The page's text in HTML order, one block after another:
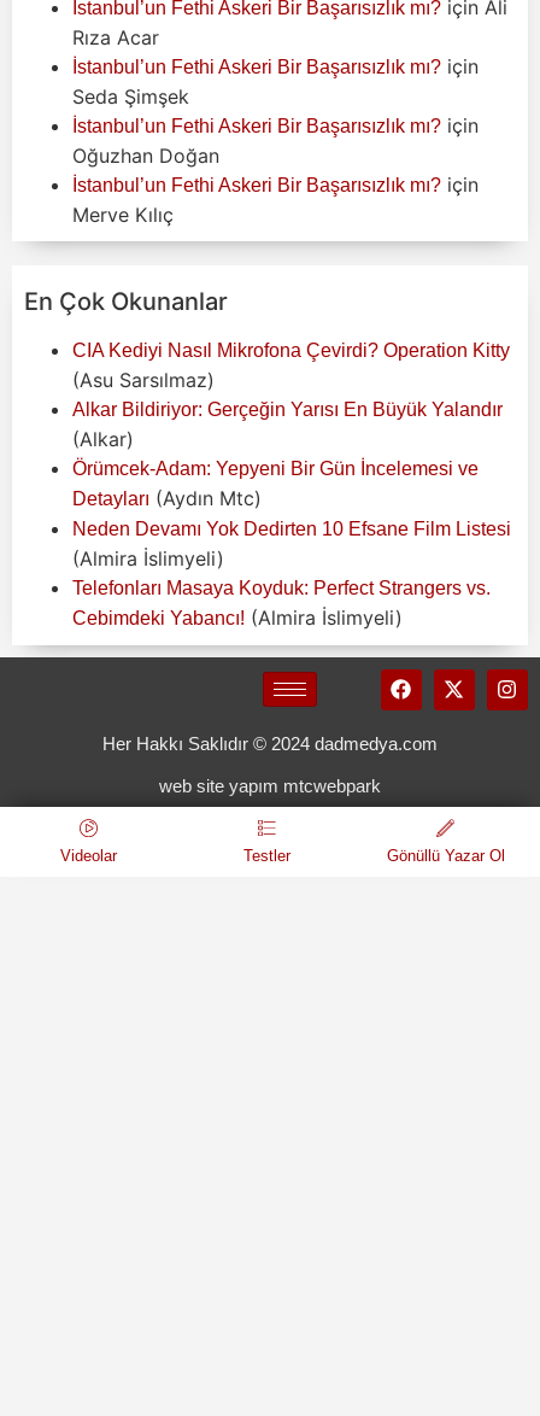
İstanbul’un Fethi Askeri Bir Başarısızlık mı? için Ali
Rıza Acar
İstanbul’un Fethi Askeri Bir Başarısızlık mı? için
Seda Şimşek
İstanbul’un Fethi Askeri Bir Başarısızlık mı? için
Oğuzhan Doğan
İstanbul’un Fethi Askeri Bir Başarısızlık mı? için
Merve Kılıç
En Çok Okunanlar
CIA Kediyi Nasıl Mikrofona Çevirdi? Operation Kitty
(Asu Sarsılmaz)
Alkar Bildiriyor: Gerçeğin Yarısı En Büyük Yalandır
(Alkar)
Örümcek-Adam: Yepyeni Bir Gün İncelemesi ve
Detayları (Aydın Mtc)
Neden Devamı Yok Dedirten 10 Efsane Film Listesi
(Almira İslimyeli)
Telefonları Masaya Koyduk: Perfect Strangers vs.
Cebimdeki Yabancı! (Almira İslimyeli)
Her Hakkı Saklıdır © 2024 dadmedya.com
web site yapım mtcwebpark
Videolar Testler Gönüllü Yazar Ol